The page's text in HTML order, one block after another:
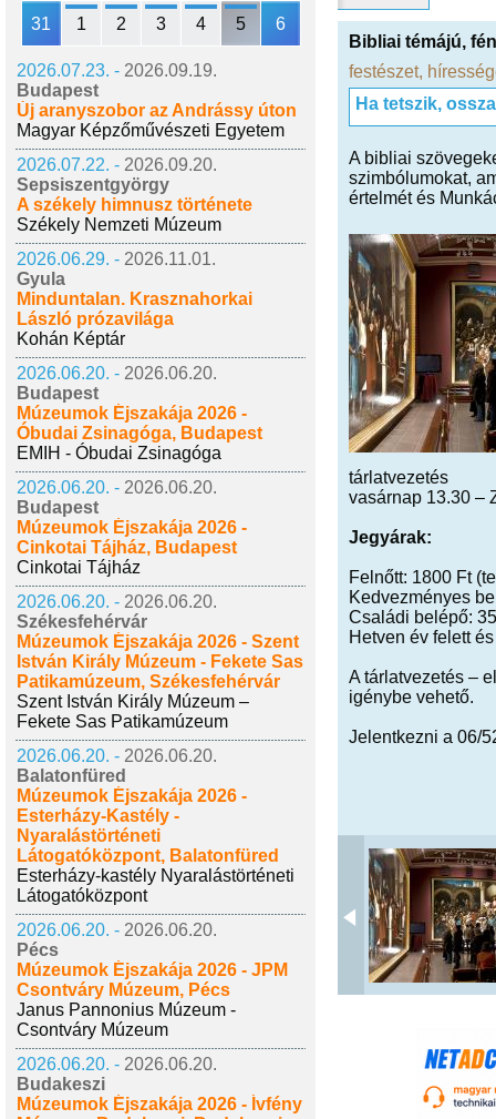
31 1 2 3 4 5 6
2026.07.23. - 2026.09.19.
Budapest
Új aranyszobor az Andrássy úton
Magyar Képzőművészeti Egyetem
2026.07.22. - 2026.09.20.
Sepsiszentgyörgy
A székely himnusz története
Székely Nemzeti Múzeum
2026.06.29. - 2026.11.01.
Gyula
Minduntalan. Krasznahorkai
László prózavilága
Kohán Képtár
2026.06.20. - 2026.06.20.
Budapest
Múzeumok Éjszakája 2026 -
Óbudai Zsinagóga, Budapest
EMIH - Óbudai Zsinagóga
2026.06.20. - 2026.06.20.
Budapest
Múzeumok Éjszakája 2026 -
Cinkotai Tájház, Budapest
Cinkotai Tájház
2026.06.20. - 2026.06.20.
Székesfehérvár
Múzeumok Éjszakája 2026 - Szent
István Király Múzeum - Fekete Sas
Patikamúzeum, Székesfehérvár
Szent István Király Múzeum –
Fekete Sas Patikamúzeum
2026.06.20. - 2026.06.20.
Balatonfüred
Múzeumok Éjszakája 2026 -
Esterházy-Kastély -
Nyaralástörténeti
Látogatóközpont, Balatonfüred
Esterházy-kastély Nyaralástörténeti
Látogatóközpont
2026.06.20. - 2026.06.20.
Pécs
Múzeumok Éjszakája 2026 - JPM
Csontváry Múzeum, Pécs
Janus Pannonius Múzeum -
Csontváry Múzeum
2026.06.20. - 2026.06.20.
Budakeszi
Múzeumok Éjszakája 2026 - Ívfény
Bibliai témájú,
festészet,
Ha tetszik,
A bibliai
szimbólumokat,
értelmét és
tárlatvezetés
vasárnap 13.30 –
Jegyárak:
Felnőtt: 1800 Ft
Kedvezményes
Családi belépő:
Hetven év felett
A tárlatvezetés –
igénybe vehető.
Jelentkezni a 06/